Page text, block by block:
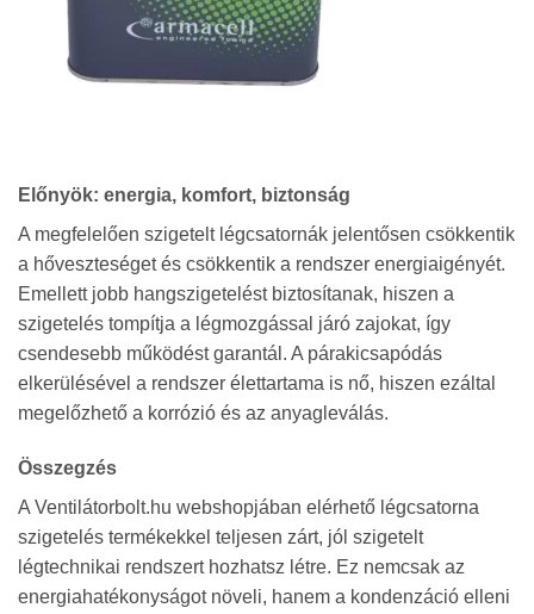
Előnyök: energia, komfort, biztonság
A megfelelően szigetelt légcsatornák jelentősen csökkentik
a hőveszteséget és csökkentik a rendszer energiaigényét.
Emellett jobb hangszigetelést biztosítanak, hiszen a
szigetelés tompítja a légmozgással járó zajokat, így
csendesebb működést garantál. A párakicsapódás
elkerülésével a rendszer élettartama is nő, hiszen ezáltal
megelőzhető a korrózió és az anyagleválás.
Összegzés
A Ventilátorbolt.hu webshopjában elérhető légcsatorna
szigetelés termékekkel teljesen zárt, jól szigetelt
légtechnikai rendszert hozhatsz létre. Ez nemcsak az
energiahatékonyságot növeli, hanem a kondenzáció elleni